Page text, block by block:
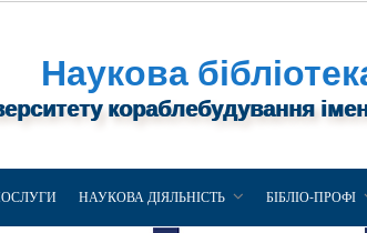
Наукова
кораблебудування
НАУКОВА ДІЯЛЬНІСТЬ БІБЛІО-ПРОФІ